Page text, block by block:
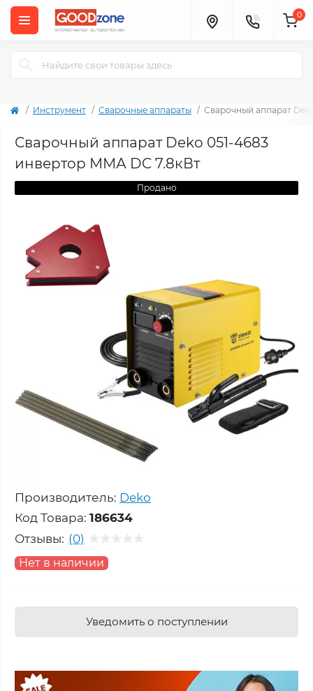
0
Инструмент Сварочные аппараты Сварочный аппарат
Сварочный аппарат Deko 051-4683
инвертор ММА DC 7.8кВт
Продано
Производитель: Deko
Код Товара: 186634
Отзывы: (0)
Нет в наличии
Уведомить о поступлении